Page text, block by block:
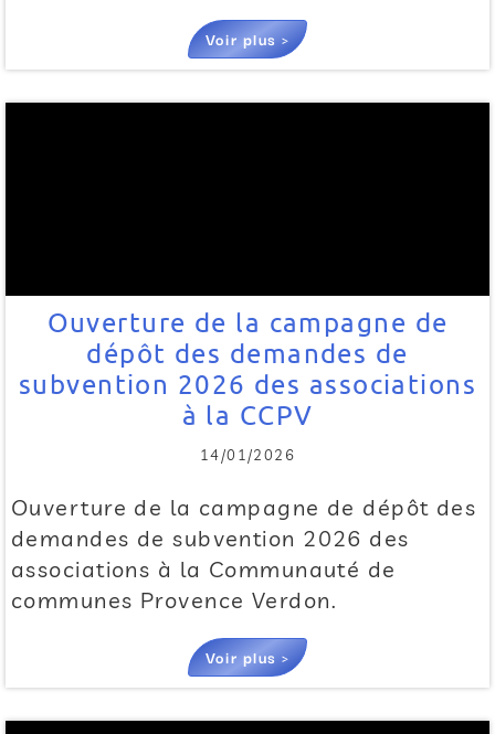
Voir plus >
Ouverture de la campagne de
dépôt des demandes de
subvention 2026 des associations
à la CCPV
14/01/2026
Ouverture de la campagne de dépôt des
demandes de subvention 2026 des
associations à la Communauté de
communes Provence Verdon.
Voir plus >